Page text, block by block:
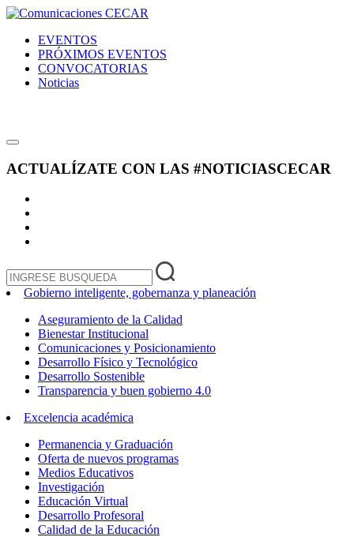
EVENTOS
PRÓXIMOS EVENTOS
CONVOCATORIAS
Noticias
ACTUALÍZATE CON LAS #NOTICIASCECAR
Gobierno inteligente, gobernanza y planeación
Aseguramiento de la Calidad
Bienestar Institucional
Comunicaciones y Posicionamiento
Desarrollo Físico y Tecnológico
Desarrollo Sostenible
Transparencia y buen gobierno 4.0
Excelencia académica
Permanencia y Graduación
Oferta de nuevos programas
Medios Educativos
Investigación
Educación Virtual
Desarrollo Profesoral
Calidad de la Educación